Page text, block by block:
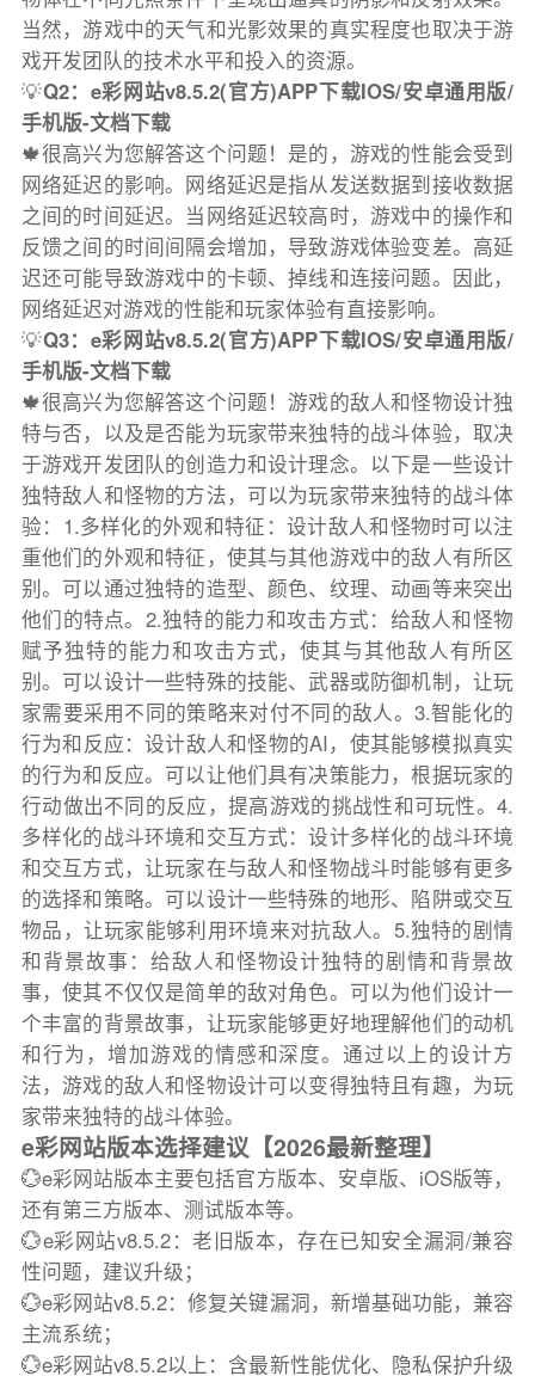
当然，游戏中的天气和光影效果的真实程度也取决于游
戏开发团队的技术水平和投入的资源。
💡Q2：e彩网站v8.5.2(官方)APP下载IOS/安卓通用版/
手机版-文档下载
🍁很高兴为您解答这个问题！是的，游戏的性能会受到
网络延迟的影响。网络延迟是指从发送数据到接收数据
之间的时间延迟。当网络延迟较高时，游戏中的操作和
反馈之间的时间间隔会增加，导致游戏体验变差。高延
迟还可能导致游戏中的卡顿、掉线和连接问题。因此，
网络延迟对游戏的性能和玩家体验有直接影响。
💡Q3：e彩网站v8.5.2(官方)APP下载IOS/安卓通用版/
手机版-文档下载
🍁很高兴为您解答这个问题！游戏的敌人和怪物设计独
特与否，以及是否能为玩家带来独特的战斗体验，取决
于游戏开发团队的创造力和设计理念。以下是一些设计
独特敌人和怪物的方法，可以为玩家带来独特的战斗体
验：1.多样化的外观和特征：设计敌人和怪物时可以注
重他们的外观和特征，使其与其他游戏中的敌人有所区
别。可以通过独特的造型、颜色、纹理、动画等来突出
他们的特点。2.独特的能力和攻击方式：给敌人和怪物
赋予独特的能力和攻击方式，使其与其他敌人有所区
别。可以设计一些特殊的技能、武器或防御机制，让玩
家需要采用不同的策略来对付不同的敌人。3.智能化的
行为和反应：设计敌人和怪物的AI，使其能够模拟真实
的行为和反应。可以让他们具有决策能力，根据玩家的
行动做出不同的反应，提高游戏的挑战性和可玩性。4.
多样化的战斗环境和交互方式：设计多样化的战斗环境
和交互方式，让玩家在与敌人和怪物战斗时能够有更多
的选择和策略。可以设计一些特殊的地形、陷阱或交互
物品，让玩家能够利用环境来对抗敌人。5.独特的剧情
和背景故事：给敌人和怪物设计独特的剧情和背景故
事，使其不仅仅是简单的敌对角色。可以为他们设计一
个丰富的背景故事，让玩家能够更好地理解他们的动机
和行为，增加游戏的情感和深度。通过以上的设计方
法，游戏的敌人和怪物设计可以变得独特且有趣，为玩
家带来独特的战斗体验。
e彩网站版本选择建议【2026最新整理】
💮e彩网站版本主要包括官方版本、安卓版、iOS版等，
还有第三方版本、测试版本等。
💮e彩网站v8.5.2：老旧版本，存在已知安全漏洞/兼容
性问题，建议升级；
💮e彩网站v8.5.2：修复关键漏洞，新增基础功能，兼容
主流系统；
💮e彩网站v8.5.2以上：含最新性能优化、隐私保护升级